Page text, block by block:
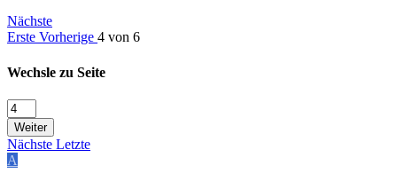
Nächste
Erste Vorherige 4 von 6
Wechsle zu Seite
Weiter
Nächste Letzte
A